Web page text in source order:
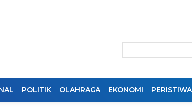
POLITIK OLAHRAGA EKONOMI PERISTIWA